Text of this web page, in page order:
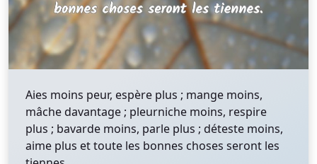
Aies moins peur, espère plus ; mange moins,
mâche davantage ; pleurniche moins, respire
plus ; bavarde moins, parle plus ; déteste moins,
aime plus et toute les bonnes choses seront les